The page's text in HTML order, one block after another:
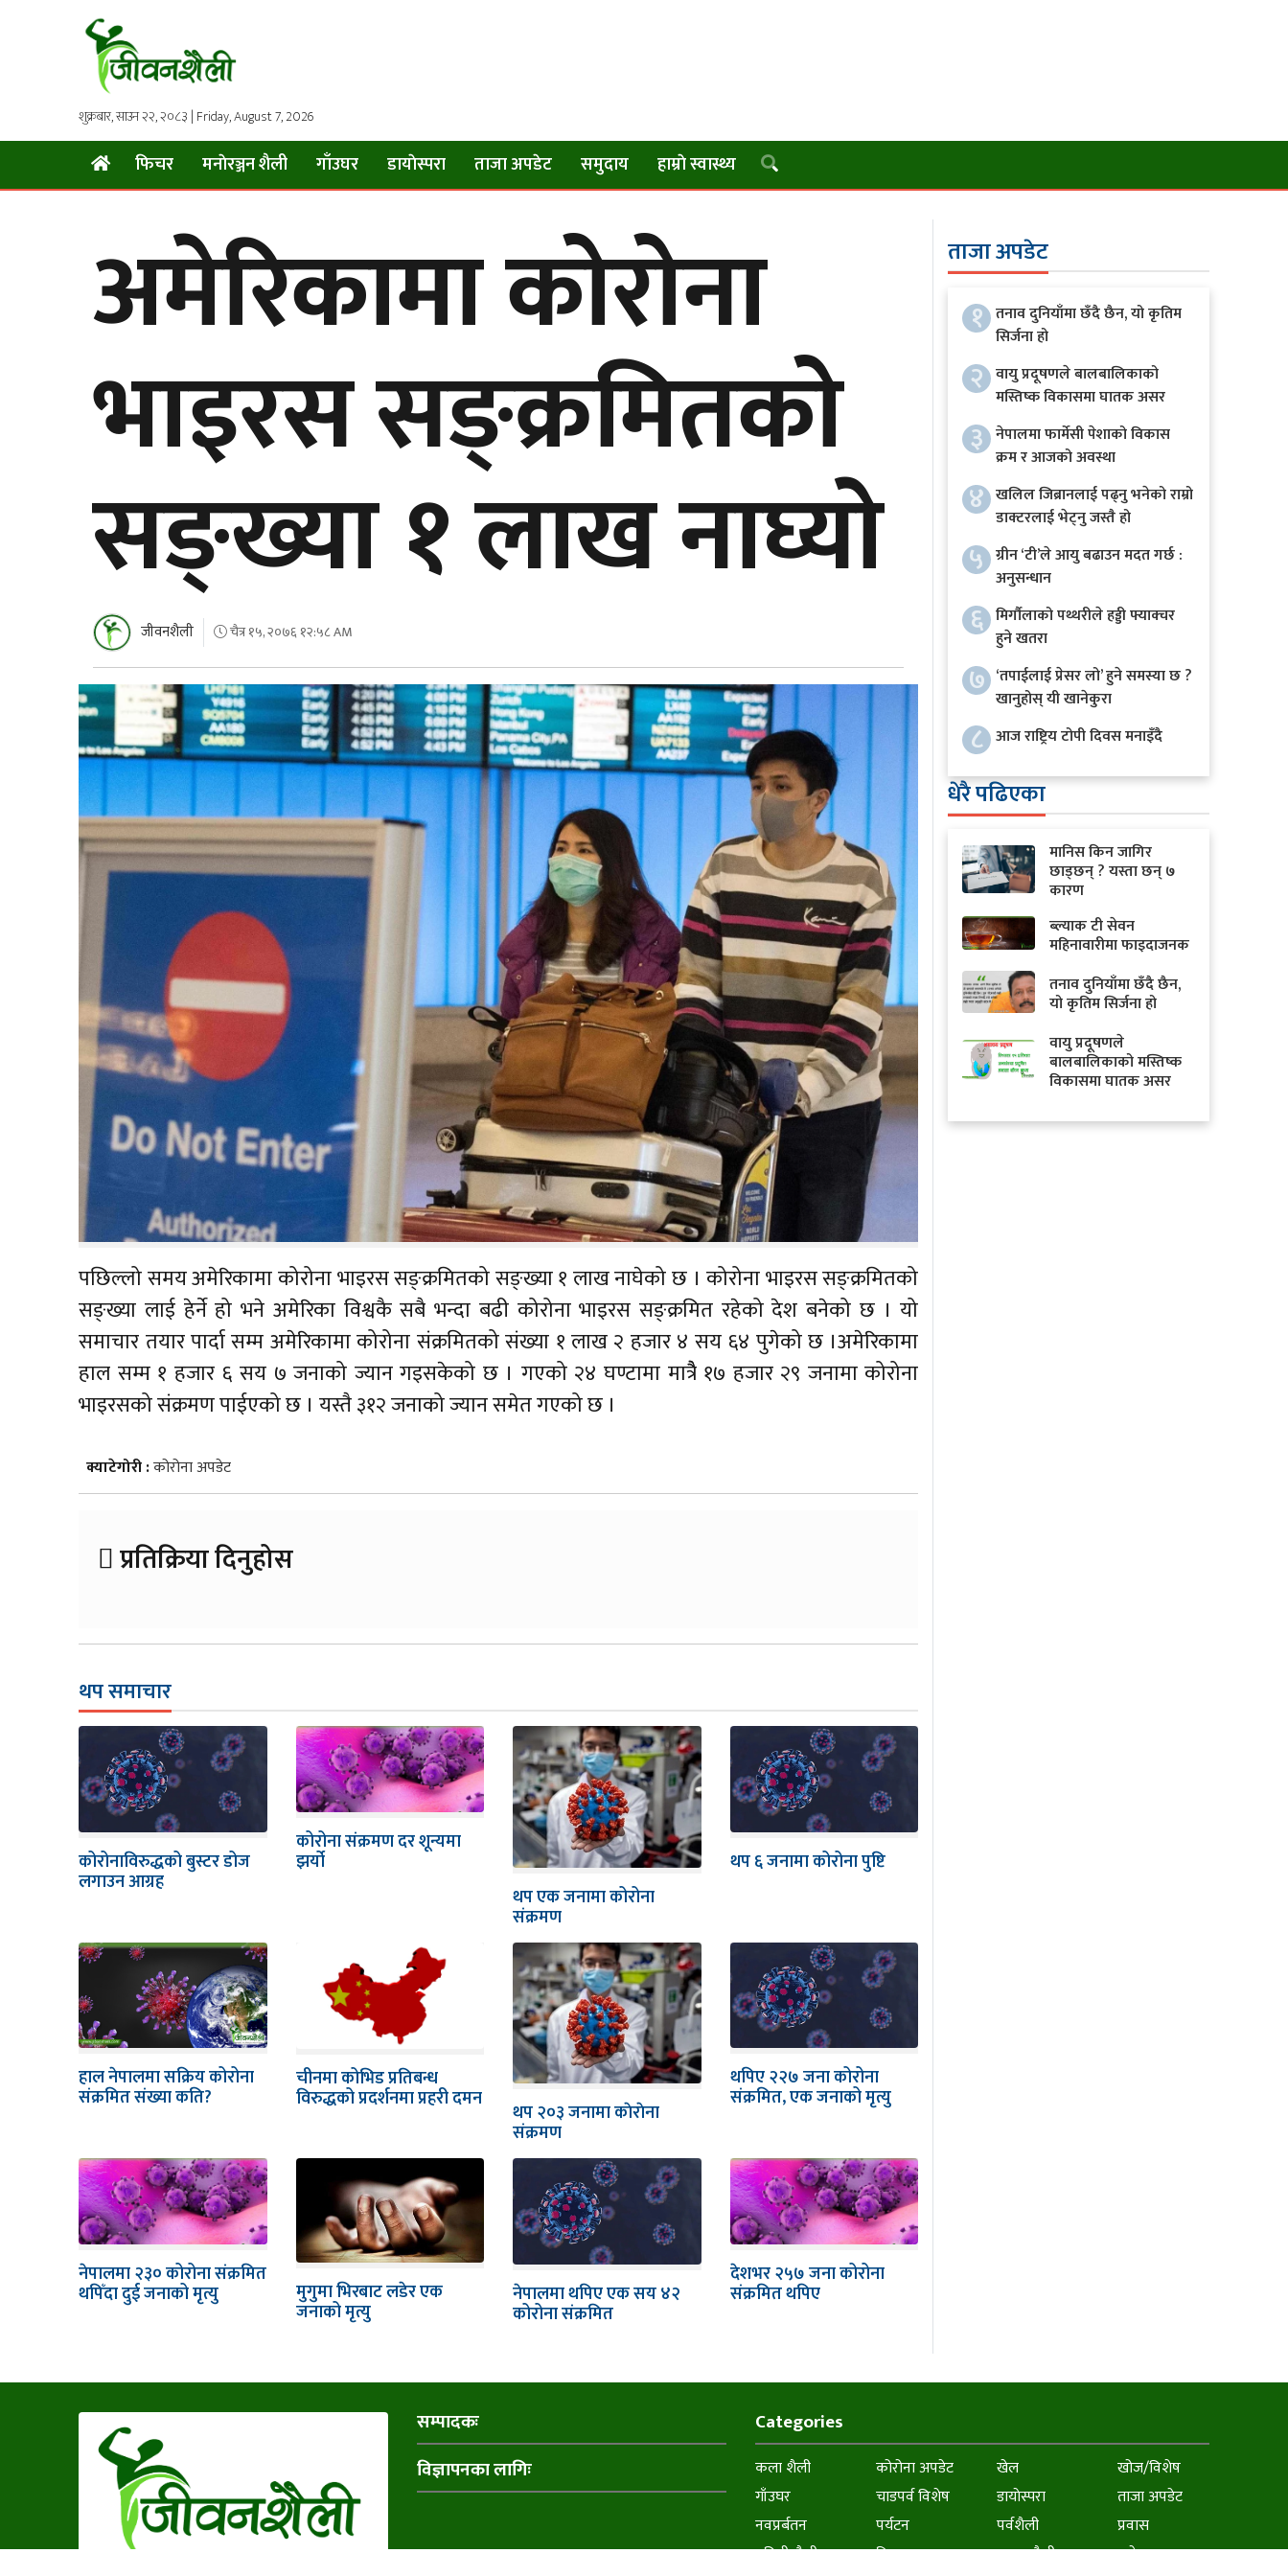
शुक्रबार, साउन २२, २०८३ | Friday, August 7, 2026
फिचर मनाेरञ्जन शैली गाँउघर डायाेस्परा ताजा अपडेट समुदाय हाम्राे स्वास्थ्य
अमेरिकामा कोरोना
भाइरस सङ्क्रमितको
सङ्ख्या १ लाख नाघ्याे
जीवनशैली चैत्र १५, २०७६ १२:५८ AM
पछिल्लो समय अमेरिकामा कोरोना भाइरस सङ्क्रमितको सङ्ख्या १ लाख नाघेको छ । कोरोना भाइरस सङ्क्रमितको
सङ्ख्या लाई हेर्ने हो भने अमेरिका विश्वकै सबै भन्दा बढी कोरोना भाइरस सङ्क्रमित रहेको देश बनेको छ । यो
समाचार तयार पार्दा सम्म अमेरिकामा कोरोना संक्रमितको संख्या १ लाख २ हजार ४ सय ६४ पुगेको छ ।अमेरिकामा
हाल सम्म १ हजार ६ सय ७ जनाको ज्यान गइसकेको छ । गएको २४ घण्टामा मात्रैै १७ हजार २९ जनामा कोरोना
भाइरसको संक्रमण पाईएको छ । यस्तै ३१२ जनाको ज्यान समेत गएको छ ।
क्याटेगोरी :कोरोना अपडेट
प्रतिक्रिया दिनुहोस
थप समाचार
कोरोनाविरुद्धको बुस्टर डोज
लगाउन आग्रह
कोरोना संक्रमण दर शून्यमा
झर्यो
थप एक जनामा कोरोना
संक्रमण
थप ६ जनामा कोरोना पुष्टि
हाल नेपालमा सक्रिय कोरोना
संक्रमित संख्या कति?
चीनमा कोभिड प्रतिबन्ध
विरुद्धको प्रदर्शनमा प्रहरी दमन
थप २०३ जनामा काेराेना
संक्रमण
थपिए २२७ जना कोरोना
संक्रमित, एक जनाको मृत्यु
नेपालमा २३० कोरोना संक्रमित
थपिँदा दुई जनाको मृत्यु मुगुमा भिरबाट लडेर एक
जनाको मृत्यु
नेपालमा थपिए एक सय ४२
कोरोना संक्रमित
देशभर २५७ जना कोरोना
संक्रमित थपिए
ताजा अपडेट
१ तनाव दुनियाँमा छँदै छैन, यो कृतिम
सिर्जना हो
२ वायु प्रदूषणले बालबालिकाको
मस्तिष्क विकासमा घातक असर
३ नेपालमा फार्मेसी पेशाको विकास
क्रम र आजको अवस्था
४ खलिल जिब्रानलाई पढ्नु भनेको राम्रो
डाक्टरलाई भेट्नु जस्तै हो
५ ग्रीन ‘टी’ले आयु बढाउन मदत गर्छ :
अनुसन्धान
६ मिर्गौलाको पथ्थरीले हड्डी फ्याक्चर
हुने खतरा
७ ‘तपाईलाई प्रेसर लो’ हुने समस्या छ ?
खानुहोस् यी खानेकुरा
८ आज राष्ट्रिय टोपी दिवस मनाइँदै
धेरै पढिएका
मानिस किन जागिर
छाड्छन् ? यस्ता छन् ७
कारण
ब्ल्याक टी सेवन
महिनावारीमा फाइदाजनक
तनाव दुनियाँमा छँदै छैन,
यो कृतिम सिर्जना हो
वायु प्रदूषणले
बालबालिकाको मस्तिष्क
विकासमा घातक असर
सम्पादकः
विज्ञापनका लागिः
Categories
कला शैली कोरोना अपडेट खेल
खोज/विशेष
गाँउघर
चाडपर्व विशेष डायाेस्परा
ताजा अपडेट
नवप्रर्बतन
पर्यटन पर्वशैली
प्रवास
प्रविधी शैली
फिचर बजार शैली
बजेट